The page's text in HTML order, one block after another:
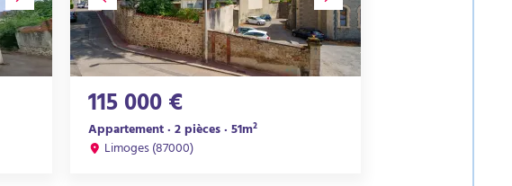
115 000 €
Appartement · 2 pièces · 51m²
Limoges (87000)